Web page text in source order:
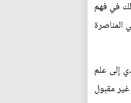
في فهم
المناصرة
إلى علم
مقبول